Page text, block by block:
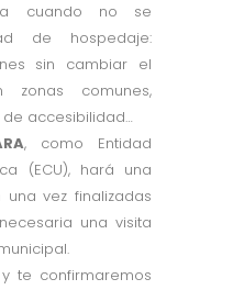
cuando no se
de hospedaje:
sin cambiar el
zonas comunes,
accesibilidad…
, como Entidad
(ECU), hará una
vez finalizadas
una visita
te confirmaremos